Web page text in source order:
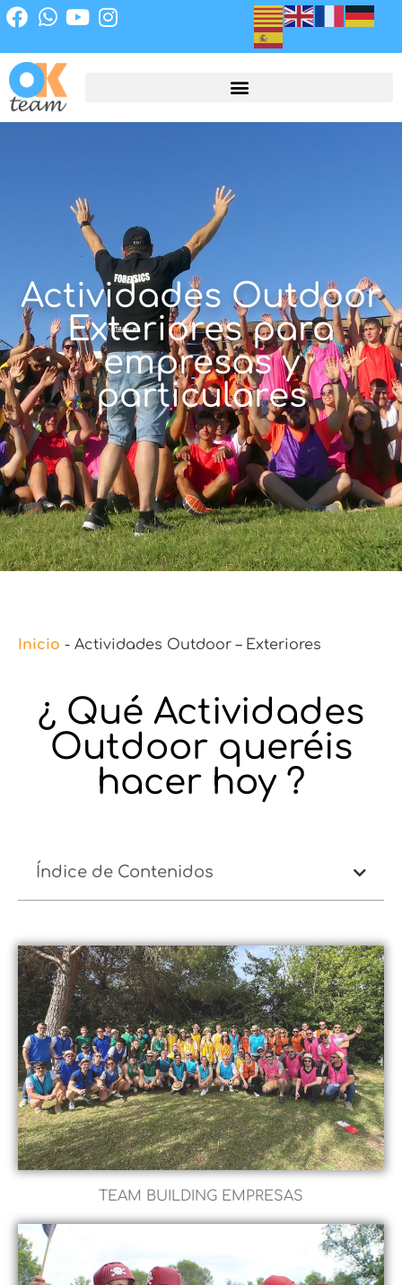
Actividades Outdoor
Exteriores para
empresas y
particulares
Inicio - Actividades Outdoor – Exteriores
¿ Qué Actividades
Outdoor queréis
hacer hoy ?
Índice de Contenidos
TEAM BUILDING EMPRESAS